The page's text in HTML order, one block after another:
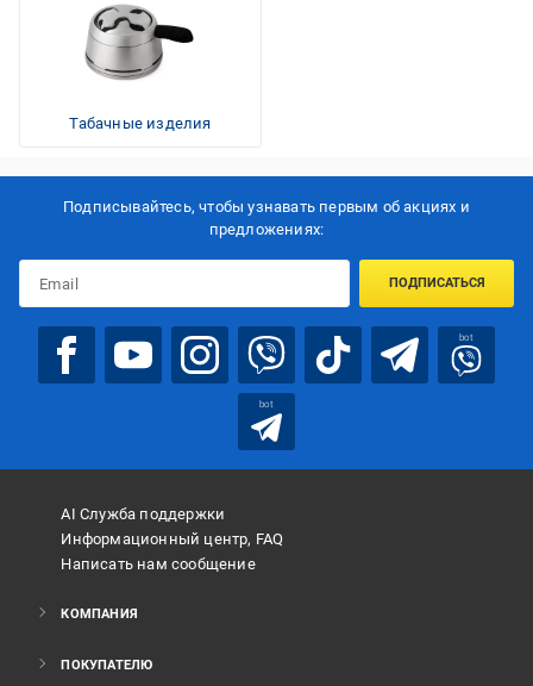
Табачные изделия
Подписывайтесь, чтобы узнавать первым об акцияx и
предложениях:
ПОДПИСАТЬСЯ
bot
bot
AI Служба поддержки
Информационный центр, FAQ
Написать нам сообщение
КОМПАНИЯ
ПОКУПАТЕЛЮ